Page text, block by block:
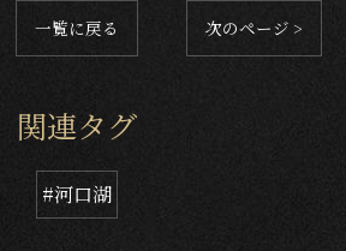
一覧に戻る 次のページ >
関連タグ
#河口湖